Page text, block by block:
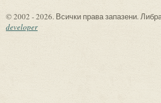
© 2002 - 2026. Всички права запазени.
developer